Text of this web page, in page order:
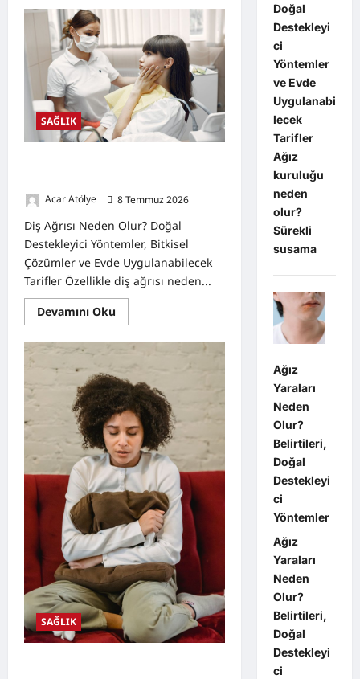
Ağız
Neden
Olur?
Belirtileri,
Doğal
Destekleyici
Yöntemler
SAĞLIK
Acar Atölye
8 Temmuz 2026
Diş Ağrısı Neden Olur? Doğal
Destekleyici Yöntemler, Bitkisel
Çözümler ve Evde Uygulanabilecek
Tarifler Özellikle diş ağrısı neden...
Devamını Oku
more
Diş
Olur?
Doğal
Destekleyici
Yöntemler
SAĞLIK
Doğal
Destekleyi
ci
Yöntemler
ve Evde
Uygulanabi
lecek
Tarifler
Ağız
kuruluğu
neden
olur?
Sürekli
susama
Ağız
Yaraları
Neden
Olur?
Belirtileri,
Doğal
Destekleyi
ci
Yöntemler
Ağız
Yaraları
Neden
Olur?
Belirtileri,
Doğal
Destekleyi
ci